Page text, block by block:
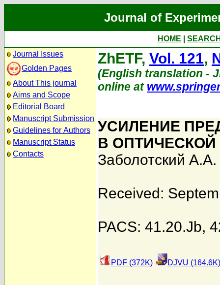
Journal of
HOME
Journal Issues
Golden Pages
About This journal
Aims and Scope
Editorial Board
Manuscript Submission
Guidelines for Authors
Manuscript Status
Contacts
ZhETF, Vol. 121,
(English translation -
online at
УСИЛЕНИЕ
В ОПТИЧЕСКОЙ
Заболотский А.А.
Received:
PACS: 41.20.Jb,
PDF (372K) DJVU (164.6K)